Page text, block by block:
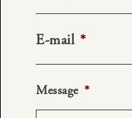
E-mail *
Message *